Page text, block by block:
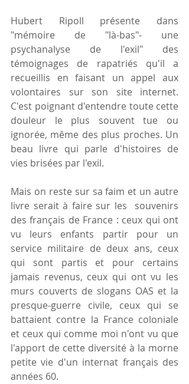
Hubert Ripoll présente dans
"mémoire de "là-bas"- une
psychanalyse de l'exil" des
témoignages de rapatriés qu'il a
recueillis en faisant un appel aux
volontaires sur son site internet.
C'est poignant d'entendre toute cette
douleur le plus souvent tue ou
ignorée, même des plus proches. Un
beau livre qui parle d'histoires de
vies brisées par l'exil.
Mais on reste sur sa faim et un autre
livre serait à faire sur les  souvenirs
des français de France : ceux qui ont
vu leurs enfants partir pour un
service militaire de deux ans, ceux
qui sont partis et pour certains
jamais revenus, ceux qui ont vu les
murs couverts de slogans OAS et la
presque-guerre civile, ceux qui se
battaient contre la France coloniale
et ceux qui comme moi n'ont vu que
l'apport de cette diversité à la morne
petite vie d'un internat français des
années 60.